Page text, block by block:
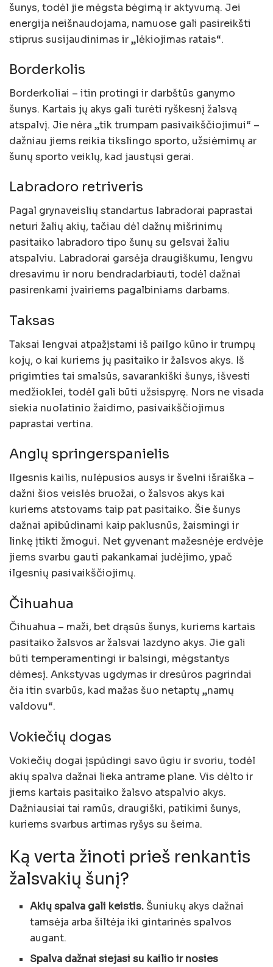
šunys, todėl jie mėgsta bėgimą ir aktyvumą. Jei
energija neišnaudojama, namuose gali pasireikšti
stiprus susijaudinimas ir „lėkiojimas ratais“.
Borderkolis
Borderkoliai – itin protingi ir darbštūs ganymo
šunys. Kartais jų akys gali turėti ryškesnį žalsvą
atspalvį. Jie nėra „tik trumpam pasivaikščiojimui“ –
dažniau jiems reikia tikslingo sporto, užsiėmimų ar
šunų sporto veiklų, kad jaustųsi gerai.
Labradoro retriveris
Pagal grynaveislių standartus labradorai paprastai
neturi žalių akių, tačiau dėl dažnų mišrinimų
pasitaiko labradoro tipo šunų su gelsvai žaliu
atspalviu. Labradorai garsėja draugiškumu, lengvu
dresavimu ir noru bendradarbiauti, todėl dažnai
pasirenkami įvairiems pagalbiniams darbams.
Taksas
Taksai lengvai atpažįstami iš pailgo kūno ir trumpų
kojų, o kai kuriems jų pasitaiko ir žalsvos akys. Iš
prigimties tai smalsūs, savarankiški šunys, išvesti
medžioklei, todėl gali būti užsispyrę. Nors ne visada
siekia nuolatinio žaidimo, pasivaikščiojimus
paprastai vertina.
Anglų springerspanielis
Ilgesnis kailis, nulėpusios ausys ir švelni išraiška –
dažni šios veislės bruožai, o žalsvos akys kai
kuriems atstovams taip pat pasitaiko. Šie šunys
dažnai apibūdinami kaip paklusnūs, žaismingi ir
linkę įtikti žmogui. Net gyvenant mažesnėje erdvėje
jiems svarbu gauti pakankamai judėjimo, ypač
ilgesnių pasivaikščiojimų.
Čihuahua
Čihuahua – maži, bet drąsūs šunys, kuriems kartais
pasitaiko žalsvos ar žalsvai lazdyno akys. Jie gali
būti temperamentingi ir balsingi, mėgstantys
dėmesį. Ankstyvas ugdymas ir dresūros pagrindai
čia itin svarbūs, kad mažas šuo netaptų „namų
valdovu“.
Vokiečių dogas
Vokiečių dogai įspūdingi savo ūgiu ir svoriu, todėl
akių spalva dažnai lieka antrame plane. Vis dėlto ir
jiems kartais pasitaiko žalsvo atspalvio akys.
Dažniausiai tai ramūs, draugiški, patikimi šunys,
kuriems svarbus artimas ryšys su šeima.
Ką verta žinoti prieš renkantis
žalsvakių šunį?
Akių spalva gali keistis. Šuniukų akys dažnai
tamsėja arba šiltėja iki gintarinės spalvos
augant.
Spalva dažnai siejasi su kailio ir nosies